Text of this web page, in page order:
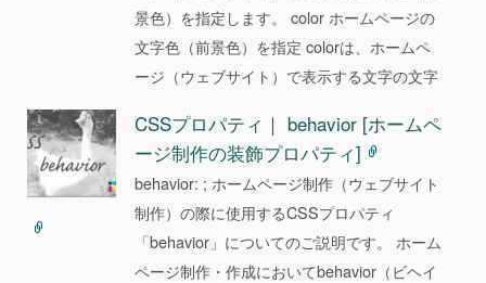
景色）を指定します。 color ホームページの
文字色（前景色）を指定 colorは、ホームペ
ージ（ウェブサイト）で表示する文字の文字
CSSプロパティ｜ behavior [ホームペ
ージ制作の装飾プロパティ]
behavior: ; ホームページ制作（ウェブサイト
制作）の際に使用するCSSプロパティ
「behavior」についてのご説明です。 ホーム
ページ制作・作成においてbehavior（ビヘイ